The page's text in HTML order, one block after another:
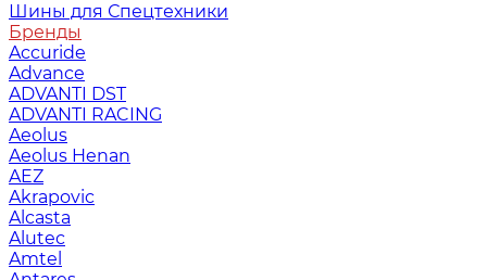
Шины для Спецтехники
Бренды
Accuride
Advance
ADVANTI DST
ADVANTI RACING
Aeolus
Aeolus Henan
AEZ
Akrapovic
Alcasta
Alutec
Amtel